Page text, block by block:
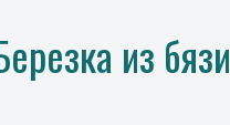
из бязи